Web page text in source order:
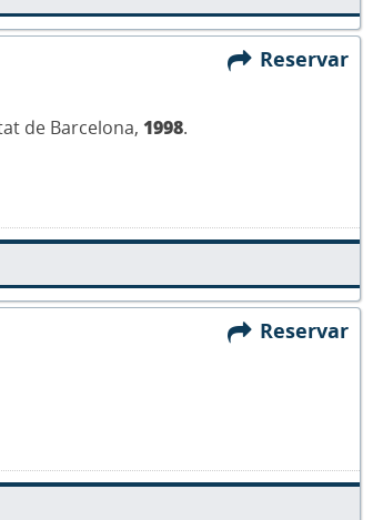
Reservar
de Barcelona, 1998.
Reservar